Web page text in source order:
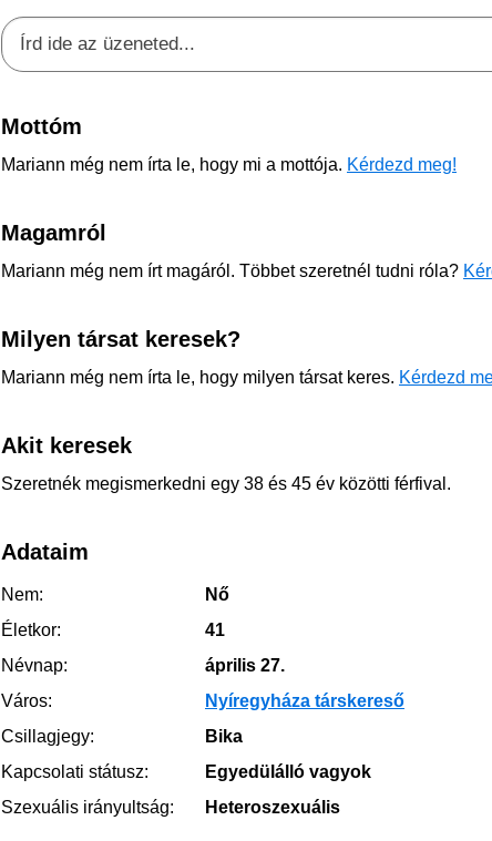
Mottóm
Mariann még nem írta le, hogy mi a mottója. Kérdezd meg!
Magamról
Mariann még nem írt magáról. Többet szeretnél tudni róla?
Milyen társat keresek?
Mariann még nem írta le, hogy milyen társat keres. Kérdezd
Akit keresek
Szeretnék megismerkedni egy 38 és 45 év közötti férfival.
Adataim
Nem:
Nő
Életkor:
41
Névnap:
április 27.
Város:
Nyíregyháza társkereső
Csillagjegy:
Bika
Kapcsolati státusz:
Egyedülálló vagyok
Szexuális irányultság:
Heteroszexuális